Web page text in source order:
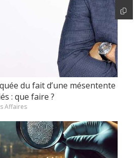
du fait d’une mésentente
: que faire ?
Affaires